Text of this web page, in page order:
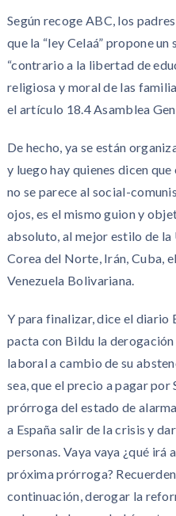
Según recoge ABC, los
que la “ley Celaá” propone un
“contrario a la libertad de
religiosa y moral de las
el artículo 18.4 Asamblea
De hecho, ya se están
y luego hay quienes dicen
no se parece al social-
ojos, es el mismo guion y
absoluto, al mejor estilo de la
Corea del Norte, Irán, Cuba,
Venezuela Bolivariana.
Y para finalizar, dice el diario
pacta con Bildu la
laboral a cambio de su
sea, que el precio a pagar
prórroga del estado de
a España salir de la crisis y
personas. Vaya vaya ¿qué irá
próxima prórroga?
continuación, derogar la